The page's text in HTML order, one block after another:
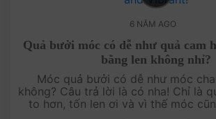
6 NĂM AGO
Quả bưởi móc có dễ như quả cam
bằng len không nhỉ?
Móc quả bưởi có dễ như móc
không? Câu trả lời là có nha! Chỉ là
to hơn, tốn len ơi và vì thế móc